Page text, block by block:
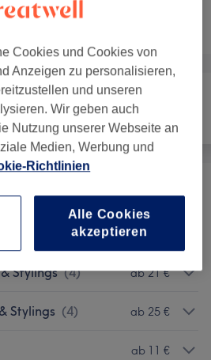
Stylings (6) ab 21 €
ab 57 €
Stylings (4) ab 21 €
Stylings (4) ab 25 €
ab 11 €
Cookies und Cookies von
Anzeigen zu personalisieren,
und unseren
Wir geben auch
Nutzung unserer Webseite an
Medien, Werbung und
Richtlinien
Alle Cookies
akzeptieren